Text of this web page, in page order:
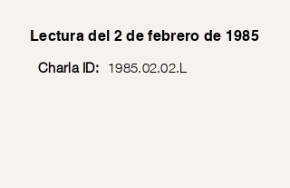
Lectura del 2 de febrero de 1985
Charla ID: 1985.02.02.L